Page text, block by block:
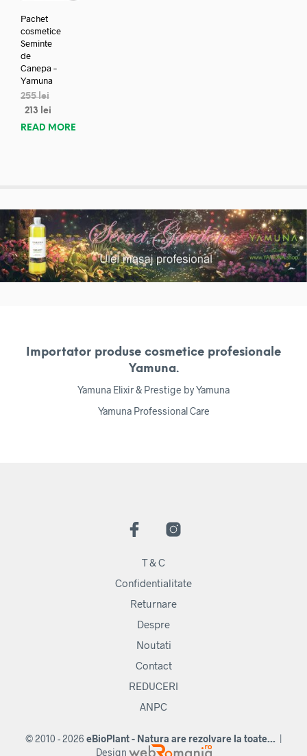
Pachet
cosmetice
Seminte
de
Canepa –
Yamuna
255lei
213
lei
READ MORE
Importator produse cosmetice profesionale
Yamuna.
Yamuna Elixir & Prestige by Yamuna
Yamuna Professional Care
T & C
Confidentialitate
Returnare
Despre
Noutati
Contact
REDUCERI
ANPC
© 2010 - 2026 eBioPlant - Natura are rezolvare la toate... |
Design